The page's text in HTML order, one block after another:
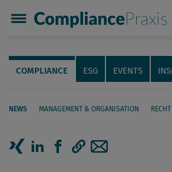
Compliance Praxis
Servicenavigation
Navigation
COMPLIANCE ESG EVENTS
NEWS MANAGEMENT & ORGANISATION
Seiteninhalt